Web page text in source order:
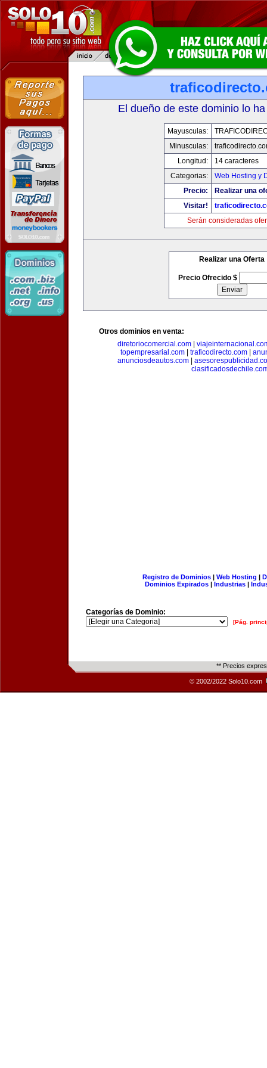
El dueño de este dominio lo
Mayusculas:
Minusculas:
Longitud:
14 caracteres
Categorias:
Web Hosting y
Precio:
Realizar una
Visitar!
Serán consideradas
Realizar una Oferta
Precio Ofrecido $
Otros dominios en venta:
diretoriocomercial.com
topempresarial.com
traficodirecto.com
anunciosdeautos.com|
Registro de Dominios| Web Hosting |
Dominios Expirados | Industrias |
Categorías de Dominio:
[Pág.
** Precios
© 2002/2022 Solo10.com